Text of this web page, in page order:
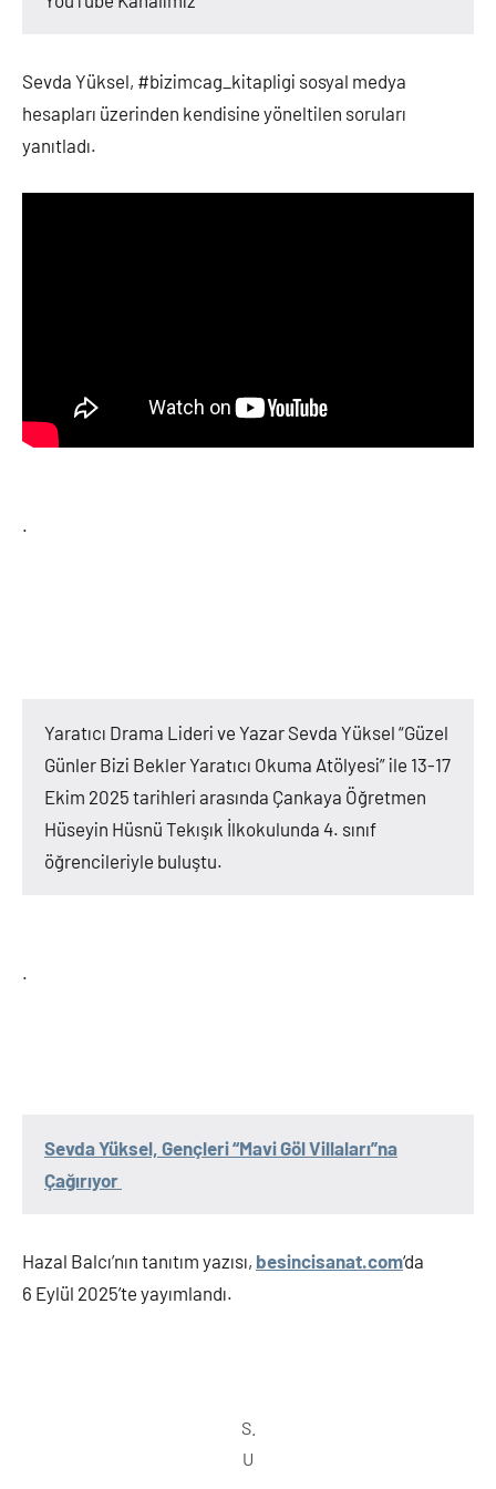
Sevda Yüksel, #bizimcag_kitapligi sosyal medya
hesapları üzerinden kendisine yöneltilen soruları
yanıtladı.
.
Yaratıcı Drama Lideri ve Yazar Sevda Yüksel “Güzel
Günler Bizi Bekler Yaratıcı Okuma Atölyesi” ile 13-17
Ekim 2025 tarihleri arasında Çankaya Öğretmen
Hüseyin Hüsnü Tekışık İlkokulunda 4. sınıf
öğrencileriyle buluştu.
.
Sevda Yüksel, Gençleri “Mavi Göl Villaları”na
Çağırıyor
Hazal Balcı’nın tanıtım yazısı, besincisanat.com‘da
6 Eylül 2025’te yayımlandı.
S.
U